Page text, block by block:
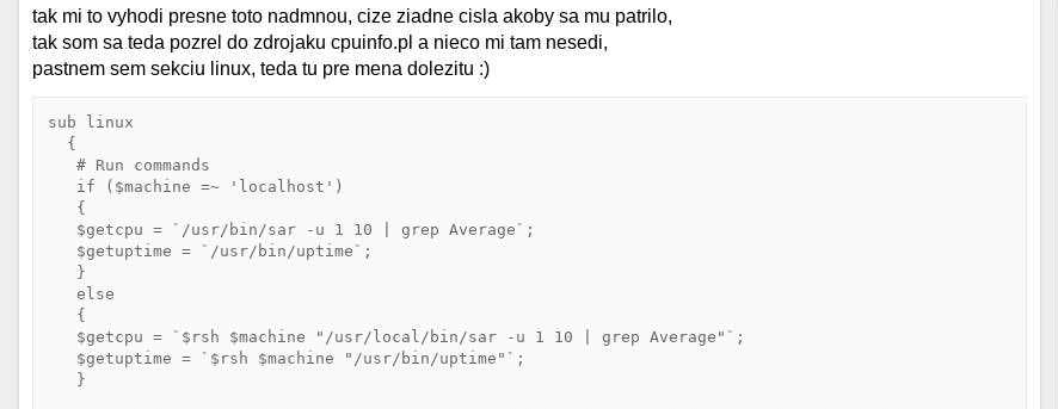
tak mi to vyhodi presne toto nadmnou, cize ziadne cisla akoby sa mu patrilo,
tak som sa teda pozrel do zdrojaku cpuinfo.pl a nieco mi tam nesedi,
pastnem sem sekciu linux, teda tu pre mena dolezitu :)
sub linux
  {
   # Run commands
   if ($machine =~ 'localhost')
   {
   $getcpu = `/usr/bin/sar -u 1 10 | grep Average`;
   $getuptime = `/usr/bin/uptime`;
   }
   else
   {
   $getcpu = `$rsh $machine "/usr/local/bin/sar -u 1 10 | grep Average"`;
   $getuptime = `$rsh $machine "/usr/bin/uptime"`;
   }